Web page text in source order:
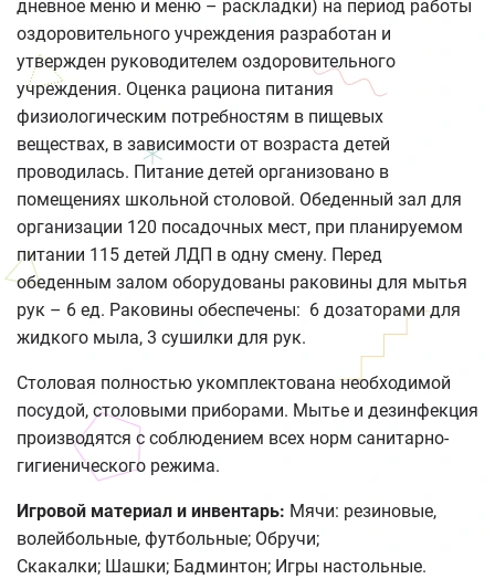
дневное меню и меню – раскладки) на период работы
оздоровительного учреждения разработан и
утвержден руководителем оздоровительного
учреждения. Оценка рациона питания
физиологическим потребностям в пищевых
веществах, в зависимости от возраста детей
проводилась. Питание детей организовано в
помещениях школьной столовой. Обеденный зал для
организации 120 посадочных мест, при планируемом
питании 115 детей ЛДП в одну смену. Перед
обеденным залом оборудованы раковины для мытья
рук – 6 ед. Раковины обеспечены: 6 дозаторами для
жидкого мыла, 3 сушилки для рук.
Столовая полностью укомплектована необходимой
посудой, столовыми приборами. Мытье и дезинфекция
производятся с соблюдением всех норм санитарно-
гигиенического режима.
Игровой материал и инвентарь: Мячи: резиновые,
волейбольные, футбольные; Обручи;
Скакалки; Шашки; Бадминтон; Игры настольные.